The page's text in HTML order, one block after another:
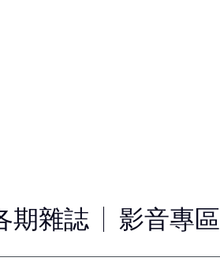
期雜誌 影音專區